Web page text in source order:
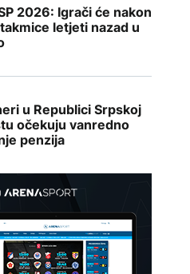
2026: Igrači će nakon
letjeti nazad u
u Republici Srpskoj
očekuju vanredno
penzija